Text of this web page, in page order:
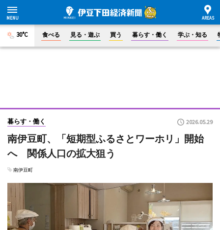
30°C 食べる 見る・遊ぶ 買う 暮らす・働く 学ぶ・知る
暮らす・働く 2026.05.29
南伊豆町、「短期型ふるさとワーホリ」開始
へ 関係人口の拡大狙う
南伊豆町